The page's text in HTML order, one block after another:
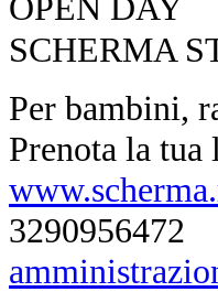
SCHERMA
Per bambini,
Prenota la
3290956472